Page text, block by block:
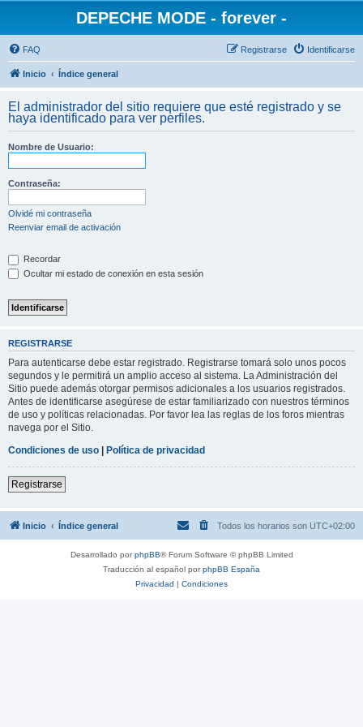
DEPECHE MODE - forever -
FAQ Identificarse
Registrarse
Inicio Índice general
El administrador del sitio requiere que esté registrado y se
haya identificado para ver perfiles.
Nombre de Usuario:
Contraseña:
Olvidé mi contraseña
Reenviar email de activación
Recordar
Ocultar mi estado de conexión en esta sesión
REGISTRARSE
Para autenticarse debe estar registrado. Registrarse tomará solo unos pocos
segundos y le permitirá un amplio acceso al sistema. La Administración del
Sitio puede además otorgar permisos adicionales a los usuarios registrados.
Antes de identificarse asegúrese de estar familiarizado con nuestros términos
de uso y políticas relacionadas. Por favor lea las reglas de los foros mientras
navega por el Sitio.
Condiciones de uso | Política de privacidad
Registrarse
Inicio Índice general Todos los horarios son UTC+02:00
Desarrollado porphpBB® Forum Software © phpBB Limited
Traducción al español porphpBB España
Privacidad | Condiciones